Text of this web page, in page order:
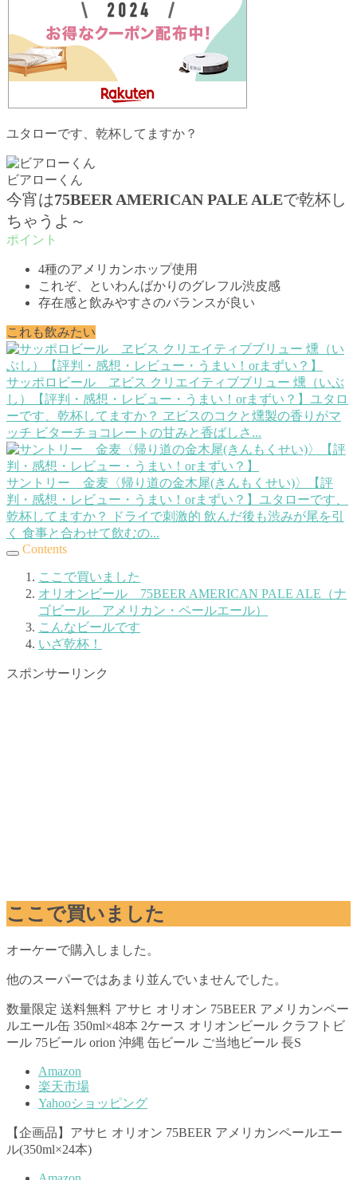
ユタローです、乾杯してますか？
ビアローくん
今宵は75BEER AMERICAN PALE ALEで乾杯し
ちゃうよ～
4種のアメリカンホップ使用
これぞ、といわんばかりのグレフル渋皮感
存在感と飲みやすさのバランスが良い
これも飲みたい
サッポロビール ヱビス クリエイティブブリュー 燻（いぶ
し）【評判・感想・レビュー・うまい！orまずい？】 ユタロ
ーです、乾杯してますか？ ヱビスのコクと燻製の香りがマ
ッチ ビターチョコレートの甘みと香ばしさ...
サントリー 金麦〈帰り道の金木犀(きんもくせい)〉【評
判・感想・レビュー・うまい！orまずい？】 ユタローです、
乾杯してますか？ ドライで刺激的 飲んだ後も渋みが尾を引
く 食事と合わせて飲むの...
Contents
ここで買いました
オリオンビール 75BEER AMERICAN PALE ALE（ナ
ゴビール アメリカン・ペールエール）
こんなビールです
いざ乾杯！
スポンサーリンク
ここで買いました
オーケーで購入しました。
他のスーパーではあまり並んでいませんでした。
数量限定 送料無料 アサヒ オリオン 75BEER アメリカンペー
ルエール缶 350ml×48本 2ケース オリオンビール クラフトビ
ール 75ビール orion 沖縄 缶ビール ご当地ビール 長S
Amazon
楽天市場
Yahooショッピング
【企画品】アサヒ オリオン 75BEER アメリカンペールエー
ル(350ml×24本)